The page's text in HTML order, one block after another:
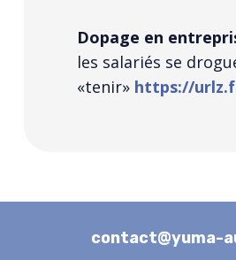
Dopage en
les salariés se
«tenir» https://
contact@yuma-